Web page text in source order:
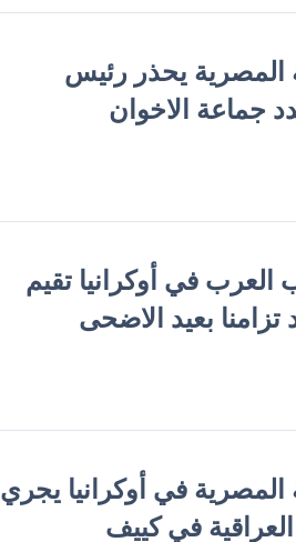
المصرية يحذر رئيس
جماعة الاخوان
العرب في أوكرانيا تقيم
تزامنا بعيد الاضحى
المصرية في أوكرانيا يجري
في كييف